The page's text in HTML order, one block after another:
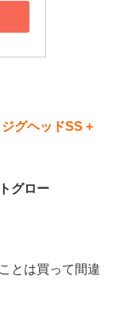
グヘッドSS +
グロー
とは買って間違